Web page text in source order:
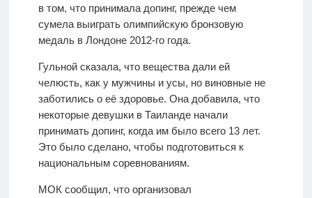
в том, что принимала допинг, прежде чем
сумела выиграть олимпийскую бронзовую
медаль в Лондоне 2012-го года.
Гульной сказала, что вещества дали ей
челюсть, как у мужчины и усы, но виновные не
заботились о её здоровье. Она добавила, что
некоторые девушки в Таиланде начали
принимать допинг, когда им было всего 13 лет.
Это было сделано, чтобы подготовиться к
национальным соревнованиям.
МОК сообщил, что организовал